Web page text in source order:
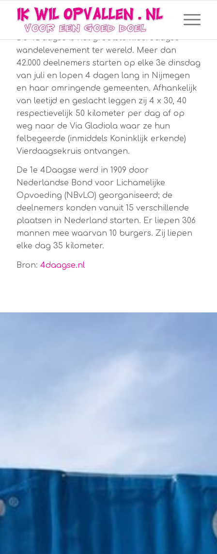
De 4Daagse is het grootste meerdaagse
wandelevenement ter wereld. Meer dan
42.000 deelnemers starten op elke 3e dinsdag
van juli en lopen 4 dagen lang in Nijmegen
en haar omringende gemeenten. Afhankelijk
van leetijd en geslacht leggen zij 4 x 30, 40
respectievelijk 50 kilometer per dag af op
weg naar de Via Gladiola waar ze hun
felbegeerde (inmiddels Koninklijk erkende)
Vierdaagsekruis ontvangen.
De 1e 4Daagse werd in 1909 door
Nederlandse Bond voor Lichamelijke
Opvoeding (NBvLO) georganiseerd; de
deelnemers konden vanuit 15 verschillende
plaatsen in Nederland starten. Er liepen 306
mannen mee waarvan 10 burgers. Zij liepen
elke dag 35 kilometer.
Bron: 4daagse.nl